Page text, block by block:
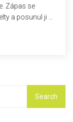
Zápas se
a posunul ji v
Celta